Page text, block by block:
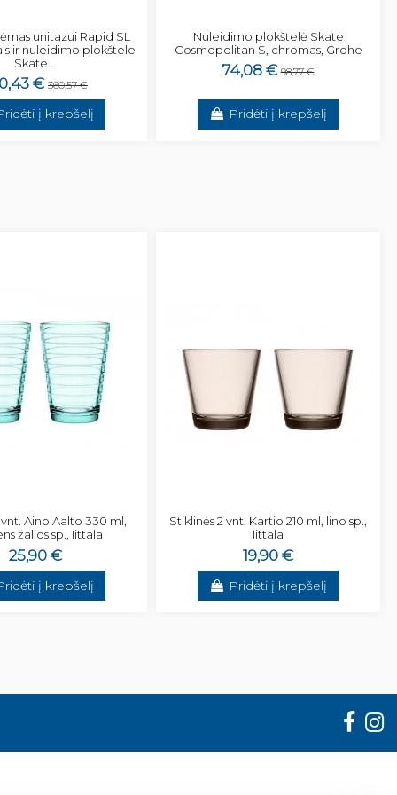
unitazui Rapid SL
ir nuleidimo plokštele
Skate...
€ 360,57 €
į krepšelį
Nuleidimo plokštelė Skate
Cosmopolitan S, chromas, Grohe
74,08 € 98,77 €
Pridėti į krepšelį
Aino Aalto 330 ml,
žalios sp., Iittala
25,90 €
į krepšelį
Stiklinės 2 vnt. Kartio 210 ml, lino sp.,
Iittala
19,90 €
Pridėti į krepšelį